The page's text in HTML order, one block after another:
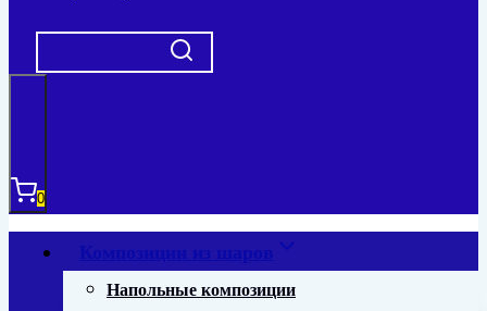
0
Композиции из шаров
Напольные композиции